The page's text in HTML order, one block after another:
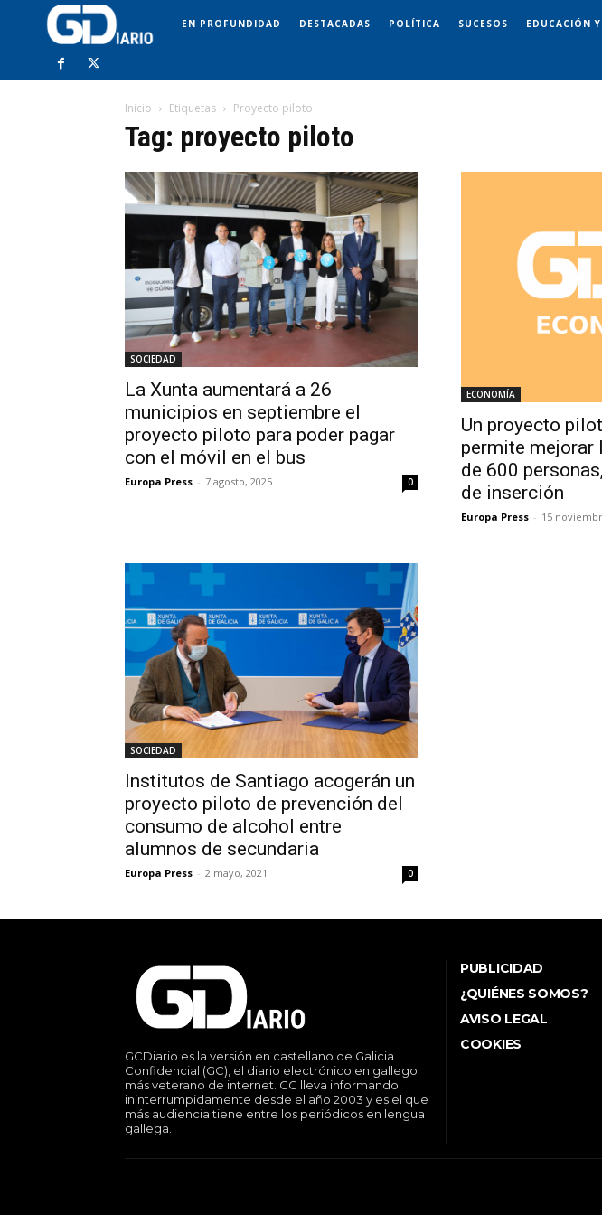
EN PROFUNDIDAD DESTACADAS POLÍTICA SUCESOS EDUCACIÓN
Inicio Etiquetas Proyecto piloto
Tag: proyecto piloto
SOCIEDAD
La Xunta aumentará a 26
municipios en septiembre el
proyecto piloto para poder pagar
con el móvil en el bus
Europa Press - 7 agosto, 2025 0
ECONOMÍA
Un proyecto
permite mejorar
de 600
de inserción
Europa Press - 15
SOCIEDAD
Institutos de Santiago acogerán un
proyecto piloto de prevención del
consumo de alcohol entre
alumnos de secundaria
Europa Press - 2 mayo, 2021 0
GCDiario es la versión en castellano de Galicia
Confidencial (GC), el diario electrónico en gallego
más veterano de internet. GC lleva informando
ininterrumpidamente desde el año 2003 y es el que
más audiencia tiene entre los periódicos en lengua
gallega.
PUBLICIDAD
¿QUIÉNES SOMOS?
AVISO LEGAL
COOKIES